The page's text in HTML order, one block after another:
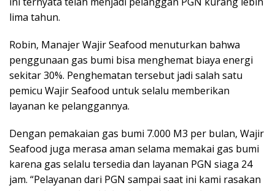
lima tahun.
Robin, Manajer Wajir Seafood menuturkan bahwa
penggunaan gas bumi bisa menghemat biaya energi
sekitar 30%. Penghematan tersebut jadi salah satu
pemicu Wajir Seafood untuk selalu memberikan
layanan ke pelanggannya.
Dengan pemakaian gas bumi 7.000 M3 per bulan, Wajir
Seafood juga merasa aman selama memakai gas bumi
karena gas selalu tersedia dan layanan PGN siaga 24
jam. “Pelayanan dari PGN sampai saat ini kami rasakan